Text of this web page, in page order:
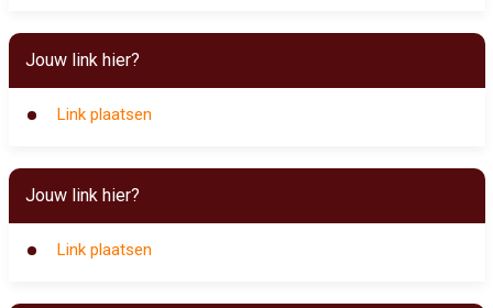
Jouw link hier?
Link plaatsen
Jouw link hier?
Link plaatsen